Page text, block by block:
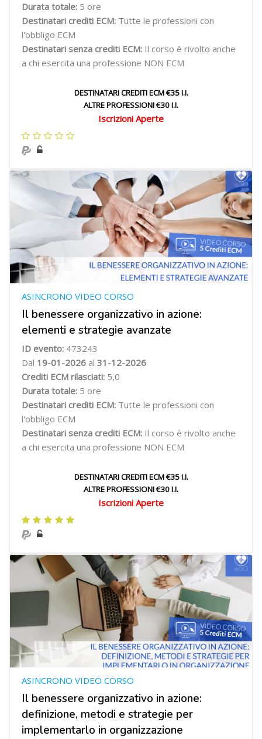
Durata totale: 5 ore
Destinatari crediti ECM: Tutte le professioni con
l'obbligo ECM
Destinatari senza crediti ECM: Il corso è rivolto anche
a chi esercita una professione NON ECM
DESTINATARI CREDITI ECM €35 I.I.
ALTRE PROFESSIONI €30 I.I.
Iscrizioni Aperte
Il benessere organizzativo in azione:
elementi e strategie avanzate
ASINCRONO VIDEO CORSO
ID evento: 473243
Dal 19-01-2026 al 31-12-2026
Crediti ECM rilasciati: 5,0
Durata totale: 5 ore
Destinatari crediti ECM: Tutte le professioni con
l'obbligo ECM
Destinatari senza crediti ECM: Il corso è rivolto anche
a chi esercita una professione NON ECM
DESTINATARI CREDITI ECM €35 I.I.
ALTRE PROFESSIONI €30 I.I.
Iscrizioni Aperte
Il benessere organizzativo in azione:
definizione, metodi e strategie per
implementarlo in organizzazione
ASINCRONO VIDEO CORSO